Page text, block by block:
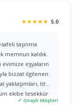
★★★★★ 5.0
taşınma
memnun kaldık.
evimize eşyaların
bizzat ilgilenen
yaklaşımları, titiz
ekibe teşekkür
✓ Onaylı Müşteri